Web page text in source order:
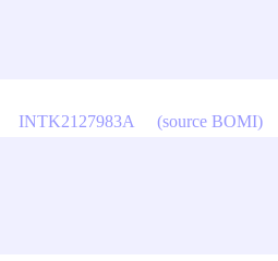
INTK2127983A (source BOMI)